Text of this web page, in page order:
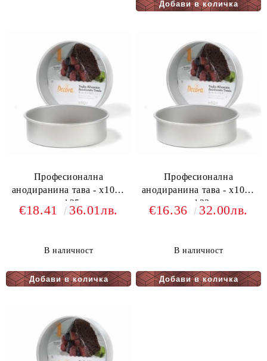
Професионална
анодиранина тава - х10см
- ф25
€18.41 36.01лв.
В наличност
Професионална
анодиранина тава - х10см
- ф23
€16.36 32.00лв.
В наличност